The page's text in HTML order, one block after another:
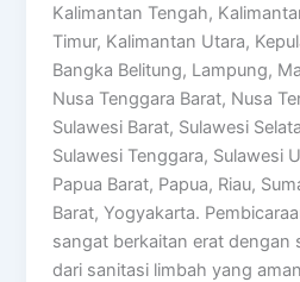
Kalimantan Tengah,
Timur, Kalimantan Utara,
Bangka Belitung, Lampung,
Nusa Tenggara Barat, Nusa
Sulawesi Barat, Sulawesi
Sulawesi Tenggara, Sulawesi
Papua Barat, Papua, Riau,
Barat, Yogyakarta.
sangat berkaitan erat dengan
dari sanitasi limbah yang